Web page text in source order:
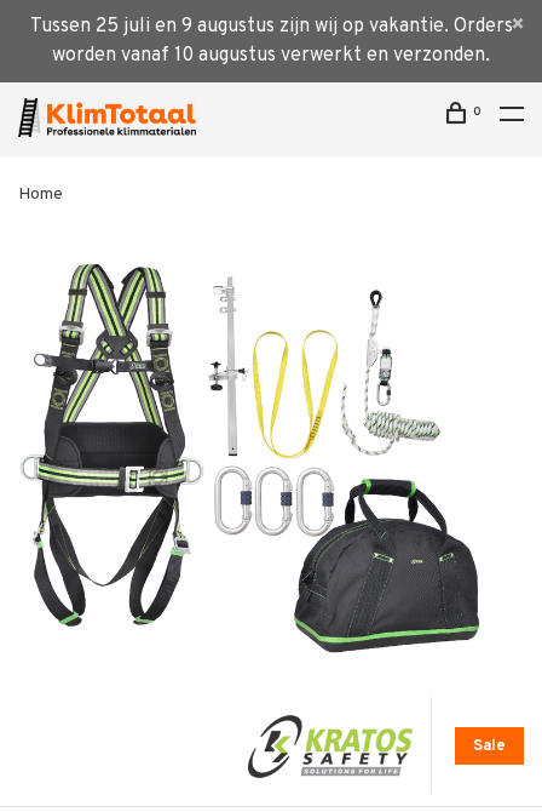
Tussen 25 juli en 9 augustus zijn wij op vakantie. Orders
worden vanaf 10 augustus verwerkt en verzonden.
0
Home
Sale